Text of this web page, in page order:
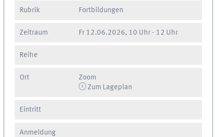
Rubrik Fortbildungen
Zeitraum Fr 12.06.2026, 10 Uhr - 12 Uhr
Reihe
Ort
Zoom
Zum Lageplan
Eintritt
Anmeldung